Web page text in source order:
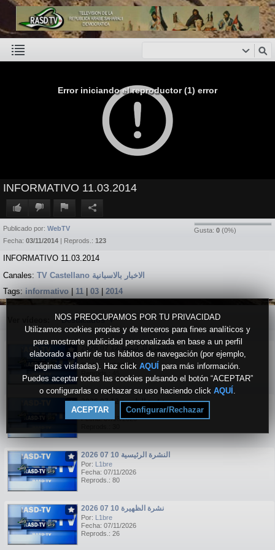
NOS PREOCUPAMOS POR TU PRIVACIDAD
Utilizamos cookies propias y de terceros para fines analíticos y
para mostrarte publicidad personalizada en base a un perfil
elaborado a partir de tus hábitos de navegación (por ejemplo,
páginas visitadas). Haz click AQUÍ para más información.
Puedes aceptar todas las cookies pulsando el botón “ACEPTAR”
o configurarlas o rechazar su uso haciendo click AQUÍ .
ACEPTAR Configurar/Rechazar
Error iniciando el reproductor (1) error
INFORMATIVO 11.03.2014
Gusta: 0 (0%)
Publicado por: WebTV
Fecha: 03/11/2014 | Reprods.: 123
INFORMATIVO 11.03.2014
Canales:
TV Castellano الاخبار بالاسبانية
Tags: informativo | 11 | 03 | 2014
Destacados ▼
النشرة الرئيسية 12 07 2026
Por:L1bre
Fecha: 07/13/2026
Reprods.: 45
نشرة الظهيرة 12 07 2026
Por: L1bre
Fecha: 07/13/2026
النشرة الرئيسية 10 07 2026
Por: L1bre
Fecha: 07/11/2026
Reprods.: 80
نشرة الظهيرة 10 07 2026
Por: L1bre
Fecha: 07/11/2026
Reprods.: 26